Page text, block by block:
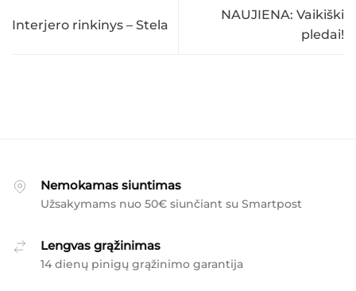
Interjero rinkinys – Stela
NAUJIENA: Vaikiški
pledai!
Nemokamas siuntimas
Užsakymams nuo 50€ siunčiant su Smartpost
Lengvas grąžinimas
14 dienų pinigų grąžinimo garantija